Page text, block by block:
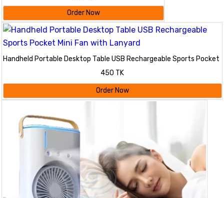
Order Now
Handheld Portable Desktop Table USB Rechargeable Sports Pocket
450 TK
Order Now